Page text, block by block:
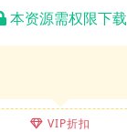
本资源需权限下载
VIP折扣